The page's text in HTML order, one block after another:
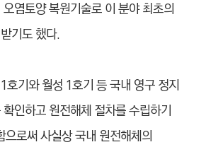
염토양 복원기술로 이 분야 최초의
기도 했다.
호기와 월성 1호기 등 국내 영구 정지
인하고 원전해체 절차를 수립하기
으로써 사실상 국내 원전해체의